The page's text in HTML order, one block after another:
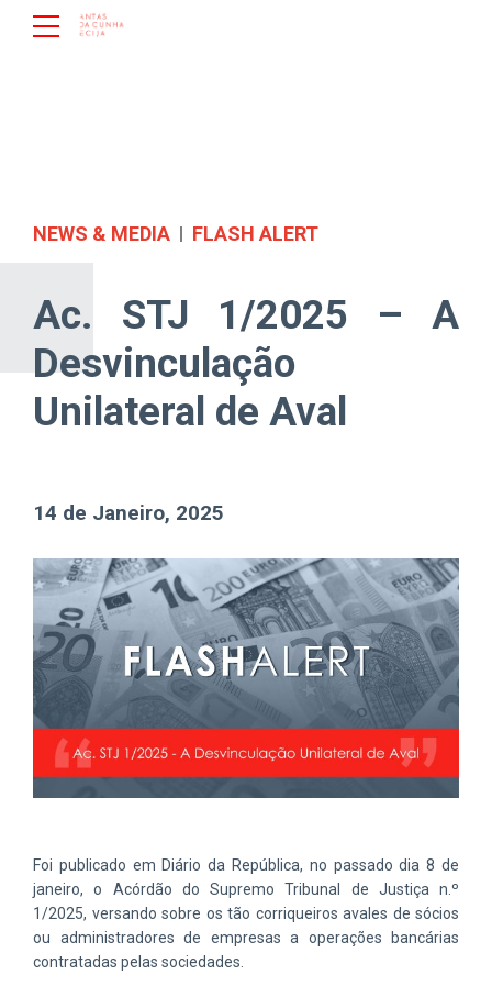
NEWS & MEDIA FLASH ALERT
Ac. STJ 1/2025 – A
Desvinculação
Unilateral de Aval
14 de Janeiro, 2025
Foi publicado em Diário da República, no passado dia 8 de
janeiro, o Acórdão do Supremo Tribunal de Justiça n.º
1/2025, versando sobre os tão corriqueiros avales de sócios
ou administradores de empresas a operações bancárias
contratadas pelas sociedades.